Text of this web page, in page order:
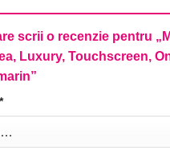
scrii o recenzie pentru
Luxury, Touchscreen,
*